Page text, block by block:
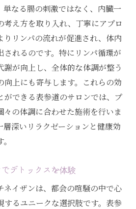
単なる腸の刺激ではなく、内臓一
考え方を取り入れ、丁寧にアプロ
りリンパの流れが促進され、体内
されるのです。特にリンパ循環が
が向上し、全体的な体調が整う
向上にも寄与します。これらの効
ができる表参道のサロンでは、プ
々の体調に合わせた施術を行いま
層深いリラクゼーションと健康効
デトックスを体験
ネイザンは、都会の喧騒の中で心
するユニークな選択肢です。表参